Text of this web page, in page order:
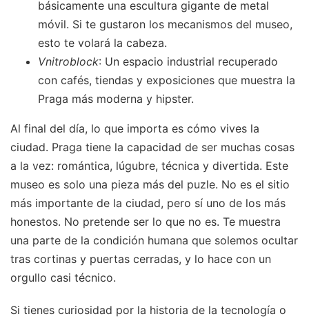
básicamente una escultura gigante de metal
móvil. Si te gustaron los mecanismos del museo,
esto te volará la cabeza.
Vnitroblock: Un espacio industrial recuperado
con cafés, tiendas y exposiciones que muestra la
Praga más moderna y hipster.
Al final del día, lo que importa es cómo vives la
ciudad. Praga tiene la capacidad de ser muchas cosas
a la vez: romántica, lúgubre, técnica y divertida. Este
museo es solo una pieza más del puzle. No es el sitio
más importante de la ciudad, pero sí uno de los más
honestos. No pretende ser lo que no es. Te muestra
una parte de la condición humana que solemos ocultar
tras cortinas y puertas cerradas, y lo hace con un
orgullo casi técnico.
Si tienes curiosidad por la historia de la tecnología o